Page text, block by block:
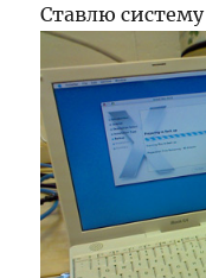
Ставлю систему